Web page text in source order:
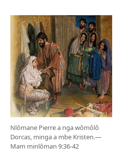
Nlômane Pierre a nga wômôlô
Dorcas, minga a mbe Kristen.​—
Mam minlôman 9:36-42